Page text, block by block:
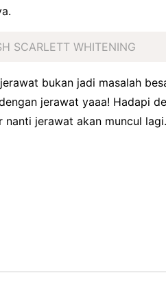
SCARLETT WHITENING
bukan jadi masalah
jerawat yaaa! Hadapi
jerawat akan muncul lagi.